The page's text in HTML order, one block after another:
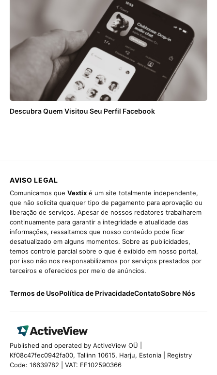
Descubra Quem Visitou Seu Perfil Facebook
AVISO LEGAL
Comunicamos que Vextix é um site totalmente independente,
que não solicita qualquer tipo de pagamento para aprovação ou
liberação de serviços. Apesar de nossos redatores trabalharem
continuamente para garantir a integridade e atualidade das
informações, ressaltamos que nosso conteúdo pode ficar
desatualizado em alguns momentos. Sobre as publicidades,
temos controle parcial sobre o que é exibido em nosso portal,
por isso não nos responsabilizamos por serviços prestados por
terceiros e oferecidos por meio de anúncios.
Termos de UsoPolítica de PrivacidadeContatoSobre Nós
Published and operated by ActiveView OÜ |
Kf08c47fec0942fa00, Tallinn 10615, Harju, Estonia | Registry
Code: 16639782 | VAT: EE102590366